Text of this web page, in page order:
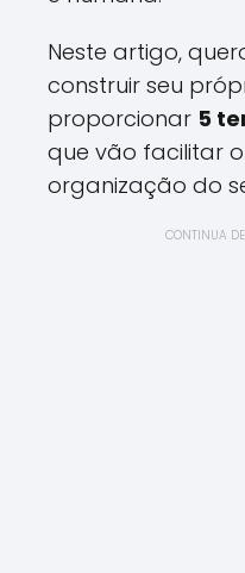
Neste artigo,
construir seu
proporcionar 5
que vão facilitar
organização do
CONTINUA